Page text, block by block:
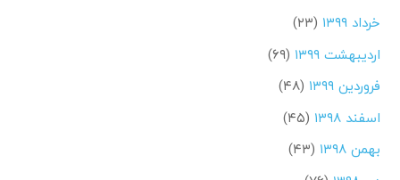
خرداد ۱۳۹۹
(۲۳)
اردیبهشت ۱۳۹۹
(۶۹)
فروردین ۱۳۹۹
(۴۸)
اسفند ۱۳۹۸
(۴۵)
بهمن ۱۳۹۸
(۴۳)